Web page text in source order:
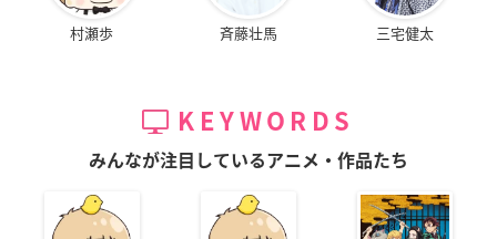
村瀬歩 斉藤壮馬 三宅健太
KEYWORDS
みんなが注目しているアニメ・作品たち